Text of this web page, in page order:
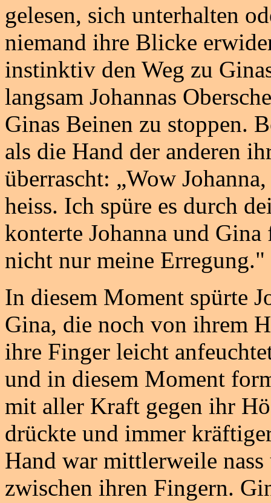
gelesen, sich unterhalten
niemand ihre Blicke
instinktiv den Weg zu
langsam Johannas
Ginas Beinen zu stoppen.
als die Hand der anderen
überrascht: „Wow
heiss. Ich spüre es durch
konterte Johanna und
nicht nur meine Erregung."
In diesem Moment spürte
Gina, die noch von ihrem
ihre Finger leicht
und in diesem Moment
mit aller Kraft gegen ihr
drückte und immer
Hand war mittlerweile
zwischen ihren Fingern.